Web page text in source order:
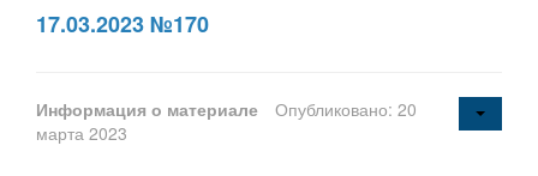
17.03.2023 №170
Информация о материале
Опубликовано: 20
марта 2023